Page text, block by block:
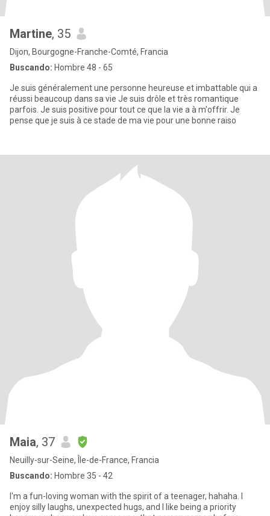
Martine, 35
Dijon, Bourgogne-Franche-Comté, Francia
Buscando: Hombre 48 - 65
Je suis généralement une personne heureuse et imbattable qui a
réussi beaucoup dans sa vie Je suis drôle et très romantique
parfois. Je suis positive pour tout ce que la vie a à m'offrir. Je
pense que je suis à ce stade de ma vie pour une bonne raiso
Maia, 37
Neuilly-sur-Seine, Île-de-France, Francia
Buscando: Hombre 35 - 42
I'm a fun-loving woman with the spirit of a teenager, hahaha. I
enjoy silly laughs, unexpected hugs, and I like being a priority